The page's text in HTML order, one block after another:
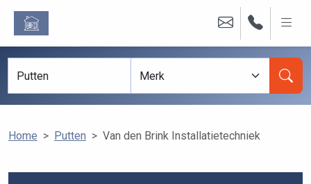
Home Putten Van den Brink Installatietechniek